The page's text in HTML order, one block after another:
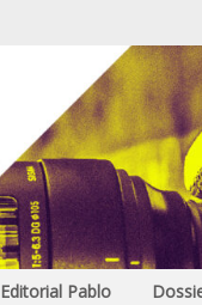
Editorial Pablo